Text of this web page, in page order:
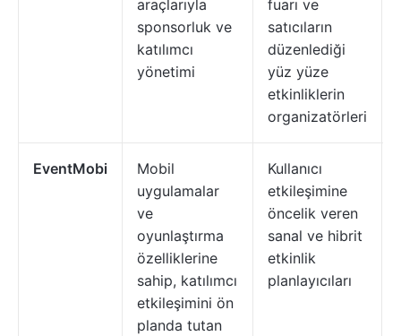
araçlarıyla
sponsorluk ve
katılımcı
yönetimi
fuarı ve
satıcıların
düzenlediği
yüz yüze
etkinliklerin
organizatörleri
EventMobi
Mobil
uygulamalar
ve
oyunlaştırma
özelliklerine
sahip, katılımcı
etkileşimini ön
planda tutan
Kullanıcı
etkileşimine
öncelik veren
sanal ve hibrit
etkinlik
planlayıcıları